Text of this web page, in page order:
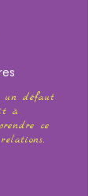
un défaut
à
ce